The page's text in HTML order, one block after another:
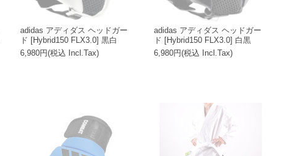
adidas アディダス ヘッドガー
ド [Hybrid150 FLX3.0] 黒白
6,980円(税込 Incl.Tax)
adidas アディダス ヘッドガー
ド [Hybrid150 FLX3.0] 白黒
6,980円(税込 Incl.Tax)